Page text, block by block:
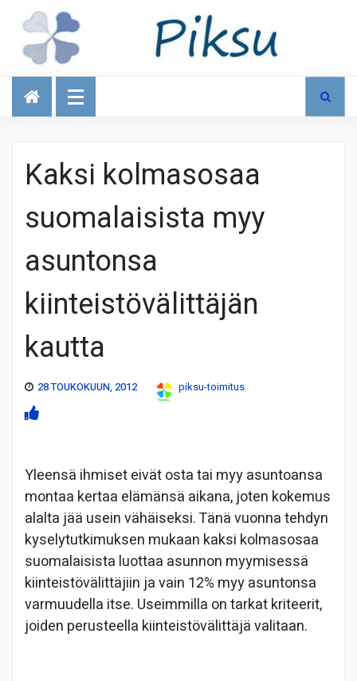
Talous
Kaksi kolmasosaa
suomalaisista myy
asuntonsa
kiinteistövälittäjän
kautta
28 TOUKOKUUN, 2012 piksu-toimitus
Yleensä ihmiset eivät osta tai myy asuntoansa
montaa kertaa elämänsä aikana, joten kokemus
alalta jää usein vähäiseksi. Tänä vuonna tehdyn
kyselytutkimuksen mukaan kaksi kolmasosaa
suomalaisista luottaa asunnon myymisessä
kiinteistövälittäjiin ja vain 12% myy asuntonsa
varmuudella itse. Useimmilla on tarkat kriteerit,
joiden perusteella kiinteistövälittäjä valitaan.